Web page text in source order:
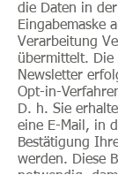
die Daten in
Eingabemaske
Verarbeitung
übermittelt. Die
Newsletter
Opt-in-
D. h. Sie
eine E-Mail, in
Bestätigung
werden. Diese
notwendig,